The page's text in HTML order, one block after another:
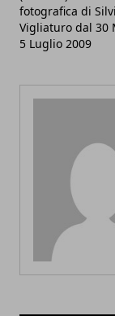
fotografica di
Vigliaturo dal 30
5 Luglio 2009